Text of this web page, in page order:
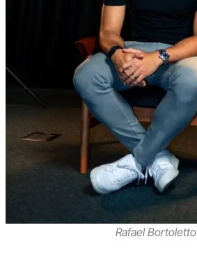
Rafael Bortoletto